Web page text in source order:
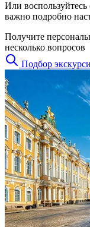
Или
важно подробно
Получите
несколько вопросов
Подбор